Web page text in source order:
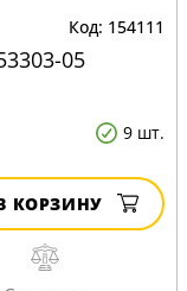
154111
05
9 шт.
КОРЗИНУ